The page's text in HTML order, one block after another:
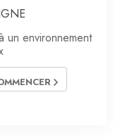
un environnement